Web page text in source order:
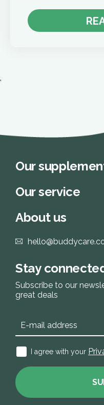
'
Our
Our service
About us
Stay
Subscribe to our
great deals
I agree with your